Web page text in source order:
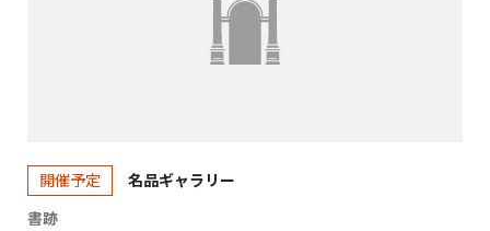
開催予定
名品ギャラリー
書跡